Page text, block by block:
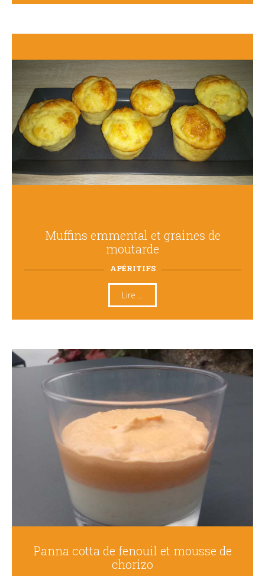
Muffins emmental et graines de
moutarde
APÉRITIFS
Lire ...
Panna cotta de fenouil et mousse de
chorizo